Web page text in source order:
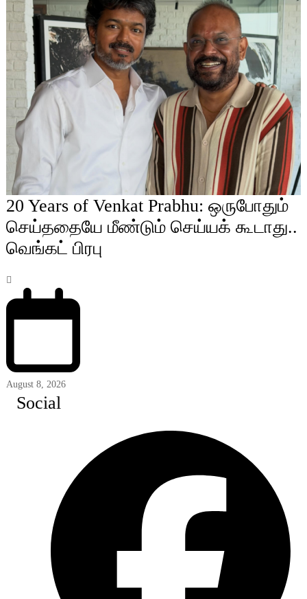
20 Years of Venkat Prabhu: ஒருபோதும்
செய்ததையே மீண்டும் செய்யக் கூடாது..
வெங்கட் பிரபு
August 8, 2026
Social